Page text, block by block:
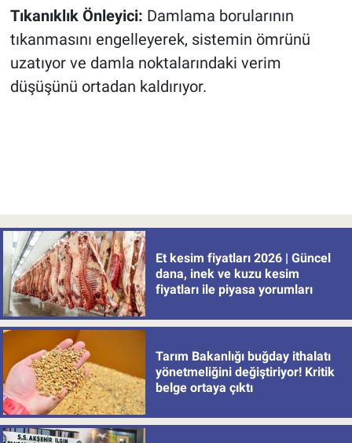
Tıkanıklık Önleyici: Damlama borularının
tıkanmasını engelleyerek, sistemin ömrünü
uzatıyor ve damla noktalarındaki verim
düşüşünü ortadan kaldırıyor.
Et kesim fiyatları 2026 | Güncel
dana, inek ve kuzu kesim
fiyatları ile piyasa yorumları
Tarım Bakanlığı buğday ithalatı
yönetmeliğini değiştiriyor! Kritik
belge ortaya çıktı